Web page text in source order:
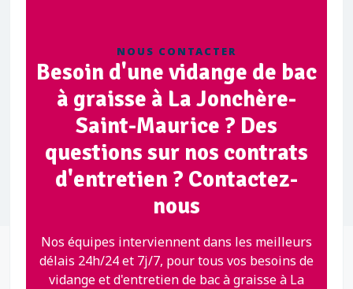
NOUS CONTACTER
Besoin d'une vidange de bac
à graisse à La Jonchère-
Saint-Maurice ? Des
questions sur nos contrats
d'entretien ? Contactez-
nous
Nos équipes interviennent dans les meilleurs
délais 24h/24 et 7j/7, pour tous vos besoins de
vidange et d'entretien de bac à graisse à La